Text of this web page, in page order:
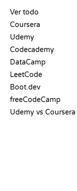
Ver todo
Coursera
Udemy
Codecademy
DataCamp
LeetCode
Boot.dev
freeCodeCamp
Udemy vs Coursera